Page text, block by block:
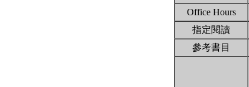
Office Hours
指定閱讀
參考書目